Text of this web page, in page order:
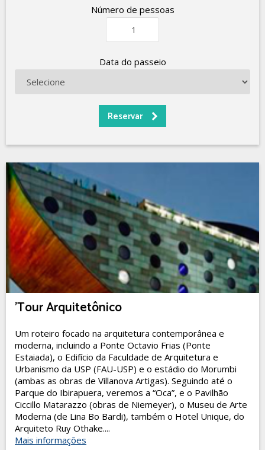
Número de pessoas
Data do passeio
'Tour Arquitetônico
Um roteiro focado na arquitetura contemporânea e
moderna, incluindo a Ponte Octavio Frias (Ponte
Estaiada), o Edifício da Faculdade de Arquitetura e
Urbanismo da USP (FAU-USP) e o estádio do Morumbi
(ambas as obras de Villanova Artigas). Seguindo até o
Parque do Ibirapuera, veremos a “Oca”, e o Pavilhão
Ciccillo Matarazzo (obras de Niemeyer), o Museu de Arte
Moderna (de Lina Bo Bardi), também o Hotel Unique, do
Arquiteto Ruy Othake....
Mais informações